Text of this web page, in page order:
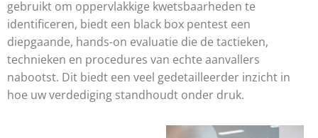
gebruikt om oppervlakkige kwetsbaarheden te
identificeren, biedt een black box pentest een
diepgaande, hands-on evaluatie die de tactieken,
technieken en procedures van echte aanvallers
nabootst. Dit biedt een veel gedetailleerder inzicht in
hoe uw verdediging standhoudt onder druk.